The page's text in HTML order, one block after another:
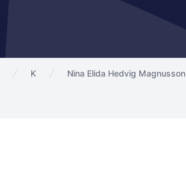
K Nina Elida Hedvig Magnusson